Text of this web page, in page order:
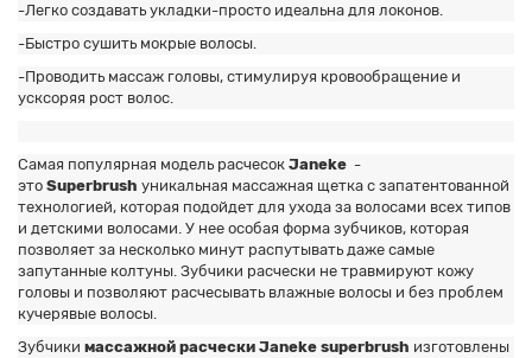
-Легко создавать укладки-просто идеальна для локонов.
-Быстро сушить мокрые волосы.
-Проводить массаж головы, стимулируя кровообращение и
уcксоряя рост волос.
Самая популярная модель расчесок Janeke -
это Superbrush уникальная массажная щетка с запатентованной
технологией, которая подойдет для ухода за волосами всех типов
и детскими волосами. У нее особая форма зубчиков, которая
позволяет за несколько минут распутывать даже самые
запутанные колтуны. Зубчики расчески не травмируют кожу
головы и позволяют расчесывать влажные волосы и без проблем
кучерявые волосы.
Зубчики массажной расчески Janeke superbrush изготовлены